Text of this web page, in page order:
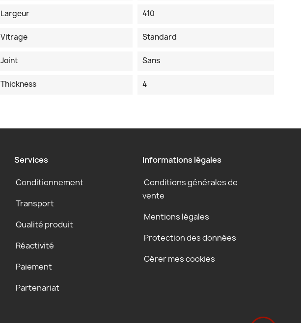
Largeur 410
Vitrage Standard
Joint Sans
Thickness 4
Services
Conditionnement
Transport
Qualité produit
Réactivité
Paiement
Partenariat
Informations légales
Conditions générales de
vente
Mentions légales
Protection des données
Gérer mes cookies